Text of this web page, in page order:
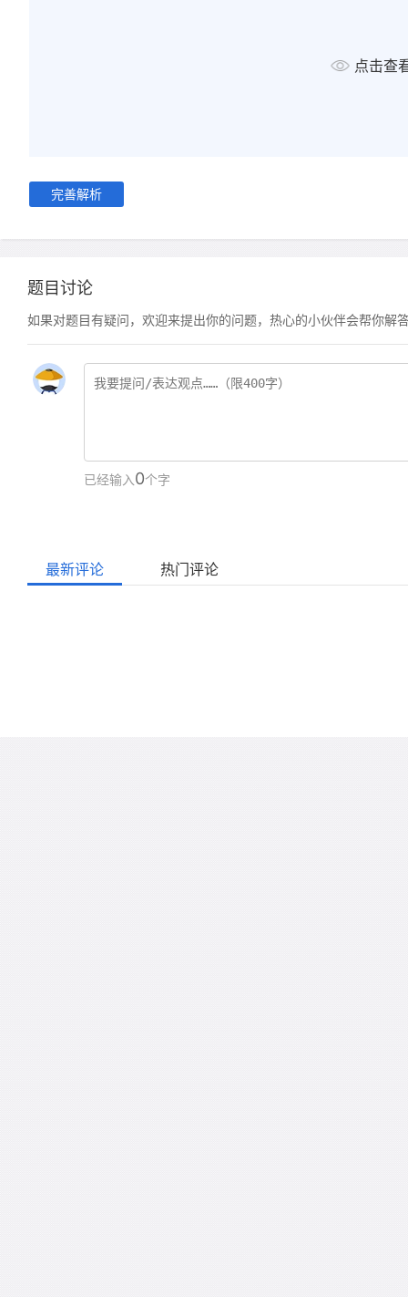
点击查
完善解析
题目讨论
如果对题目有疑问，欢迎来提出你的问题，热心的小伙伴会帮你解
已经输入0个字
最新评论 热门评论